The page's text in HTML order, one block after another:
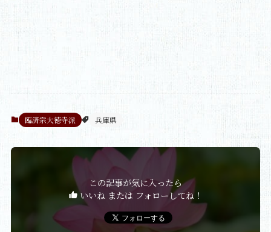
臨済宗大徳寺派 兵庫県
この記事が気に入ったら
いいね または フォローしてね！